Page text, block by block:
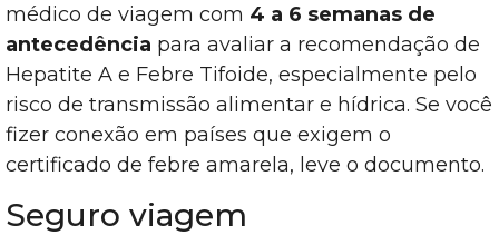
médico de viagem com 4 a 6 semanas de
antecedência para avaliar a recomendação de
Hepatite A e Febre Tifoide, especialmente pelo
risco de transmissão alimentar e hídrica. Se você
fizer conexão em países que exigem o
certificado de febre amarela, leve o documento.
Seguro viagem